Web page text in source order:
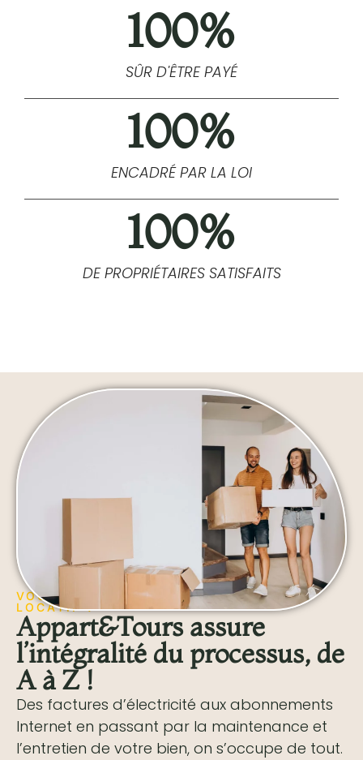
SÛR D'ÊTRE PAYÉ
100%
ENCADRÉ PAR LA LOI
100%
DE PROPRIÉTAIRES SATISFAITS
100%
VOUS ÊTES PROPRIÉTAIRE D’UN BIEN
LOCATIF ?
Appart&Tours assure
l’intégralité du processus, de
A à Z !
Des factures d’électricité aux abonnements
Internet en passant par la maintenance et
l’entretien de votre bien, on s’occupe de tout.